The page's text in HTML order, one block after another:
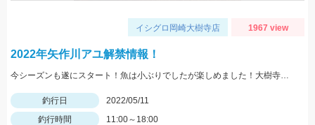
イシグロ岡崎大樹寺店 1967 view
2022年矢作川アユ解禁情報！
今シーズンも遂にスタート！魚は小ぶりでしたが楽しめました！大樹寺店岩崎釣行
釣行日
2022/05/11
釣行時間
11:00～18:00